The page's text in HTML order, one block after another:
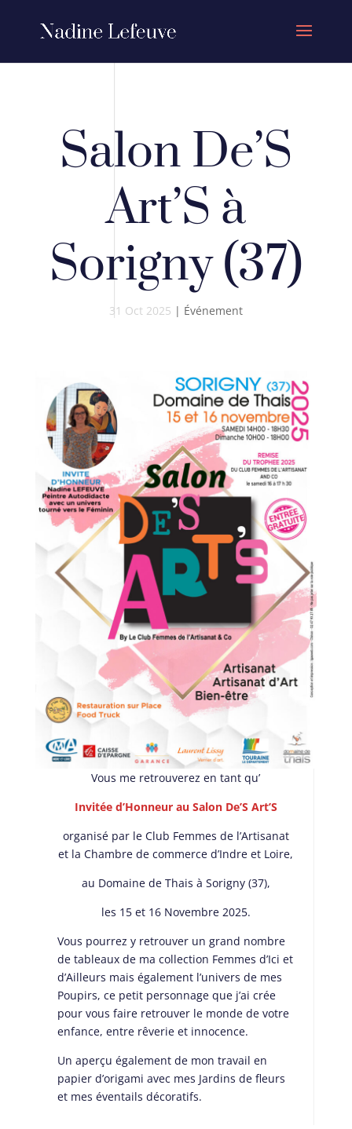
Salon De’S
Art’S à
Sorigny (37)
31 Oct 2025 | Événement
Vous me retrouverez en tant qu’
Invitée d’Honneur au Salon De’S Art’S
organisé par le Club Femmes de l’Artisanat
et la Chambre de commerce d’Indre et Loire,
au Domaine de Thais à Sorigny (37),
les 15 et 16 Novembre 2025.
Vous pourrez y retrouver un grand nombre
de tableaux de ma collection Femmes d’Ici et
d’Ailleurs mais également l’univers de mes
Poupirs, ce petit personnage que j’ai crée
pour vous faire retrouver le monde de votre
enfance, entre rêverie et innocence.
Un aperçu également de mon travail en
papier d’origami avec mes Jardins de fleurs
et mes éventails décoratifs.